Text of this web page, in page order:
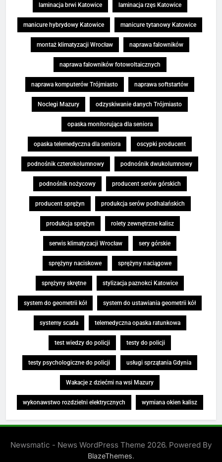
laminacja brwi Katowice laminacja rzęs Katowice
manicure hybrydowy Katowice manicure tytanowy Katowice
montaż klimatyzacji Wrocław naprawa falowników
naprawa falowników fotowoltaicznych
naprawa komputerów Trójmiasto naprawa softstartów
Noclegi Mazury odzyskiwanie danych Trójmiasto
opaska monitorująca dla seniora
opaska telemedyczna dla seniora oscypki producent
podnośnik czterokolumnowy podnośnik dwukolumnowy
podnośnik nożycowy producent serów górskich
producent sprężyn produkcja serów podhalańskich
produkcja sprężyn rolety zewnętrzne kalisz
serwis klimatyzacji Wrocław sery górskie
sprężyny naciskowe sprężyny naciągowe
sprężyny skrętne stylizacja paznokci Katowice
system do geometrii kół system do ustawiania geometrii kół
systemy scada telemedyczna opaska ratunkowa
test wiedzy do policji testy do policji
testy psychologiczne do policji usługi sprzątania Gdynia
Wakacje z dziećmi na wsi Mazury
wykonawstwo rozdzielni elektrycznych wymiana okien kalisz
Newsmatic - News WordPress Theme 2026. Powered By
BlazeThemes.